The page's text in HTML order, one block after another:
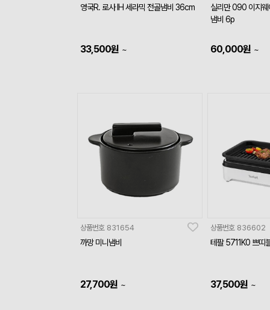
영국R. 로사 IH 세라믹 전골냄비 36cm
33,500원 ~
실리만 090 이지웨
냄비 6p
60,000원 ~
상품번호 831654
까망 미니냄비
27,700원 ~
상품번호 836602
테팔 5711K0 쁘띠
37,500원 ~